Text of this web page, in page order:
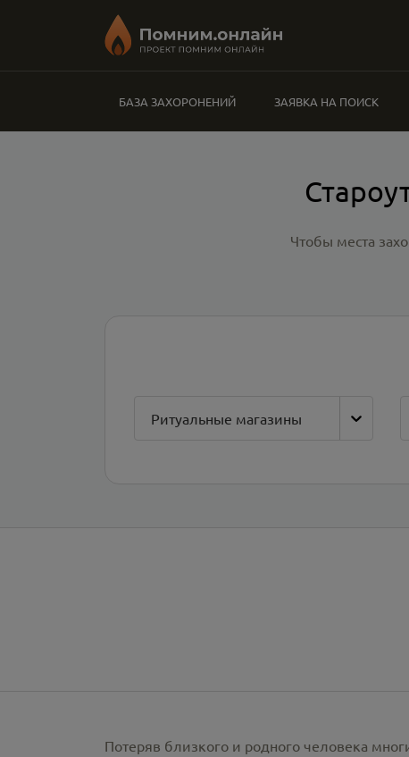
БАЗА ЗАХОРОНЕНИЙ ЗАЯВКА НА ПОИСК
Чтобы места
Ритуальные магазины
Потеряв близкого и родного человека